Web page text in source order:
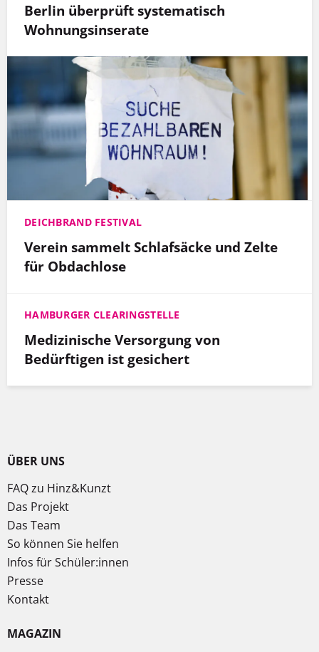
Berlin überprüft systematisch
Wohnungsinserate
DEICHBRAND FESTIVAL
Verein sammelt Schlafsäcke und Zelte
für Obdachlose
HAMBURGER CLEARINGSTELLE
Medizinische Versorgung von
Bedürftigen ist gesichert
ÜBER UNS
FAQ zu Hinz&Kunzt
Das Projekt
Das Team
So können Sie helfen
Infos für Schüler:innen
Presse
Kontakt
MAGAZIN